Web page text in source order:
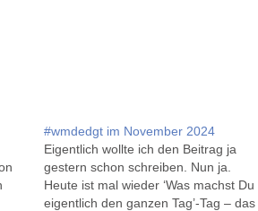
#wmdedgt im November 2024
Eigentlich wollte ich den Beitrag ja
gestern schon schreiben. Nun ja.
Heute ist mal wieder ‘Was machst Du
eigentlich den ganzen Tag’-Tag – das